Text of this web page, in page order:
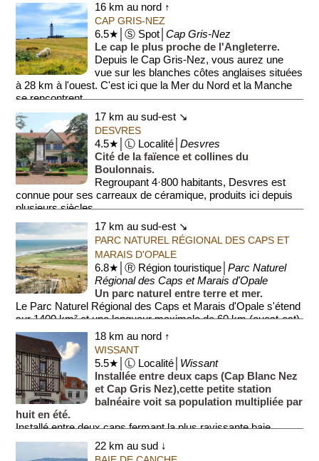
16 km au nord ↑
CAP GRIS-NEZ
6.5★│Ⓢ Spot│Cap Gris-Nez
Le cap le plus proche de l'Angleterre.
Depuis le Cap Gris-Nez, vous aurez une
vue sur les blanches côtes anglaises situées
à 28 km à l'ouest. C'est ici que la Mer du Nord et la Manche
se rencontrent...
17 km au sud-est ↘
DESVRES
4.5★│Ⓛ Localité│Desvres
Cité de la faïence et collines du
Boulonnais.
Regroupant 4·800 habitants, Desvres est
connue pour ses carreaux de céramique, produits ici depuis
plusieurs siècles.
Le centre abrite un musé...
17 km au sud-est ↘
PARC NATUREL RÉGIONAL DES CAPS ET
MARAIS D'OPALE
6.8★│Ⓡ Région touristique│Parc Naturel
Régional des Caps et Marais d'Opale
Un parc naturel entre terre et mer.
Le Parc Naturel Régional des Caps et Marais d'Opale s'étend
sur 1400 km² et une longueur maximale de 60 km (ouest-est).
Il offre une diversité de paysages allant ...
18 km au nord ↑
WISSANT
5.5★│Ⓛ Localité│ Wissant
Installée entre deux caps (Cap Blanc Nez
et Cap Gris Nez),cette petite station
balnéaire voit sa population multipliée par
huit en été.
Installé entre deux caps fermant la plus ravissante baie ...
22 km au sud ↓